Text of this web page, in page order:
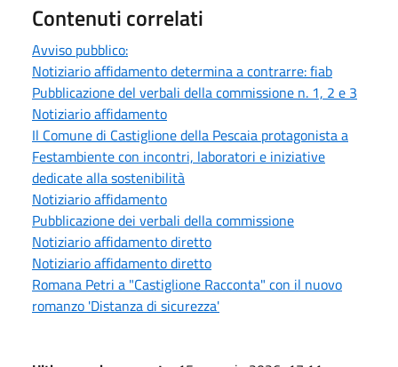
Contenuti correlati
Avviso pubblico:
Notiziario affidamento determina a contrarre: fiab
Pubblicazione del verbali della commissione n. 1, 2 e 3
Notiziario affidamento
Il Comune di Castiglione della Pescaia protagonista a
Festambiente con incontri, laboratori e iniziative
dedicate alla sostenibilità
Notiziario affidamento
Pubblicazione dei verbali della commissione
Notiziario affidamento diretto
Notiziario affidamento diretto
Romana Petri a "Castiglione Racconta" con il nuovo
romanzo 'Distanza di sicurezza'